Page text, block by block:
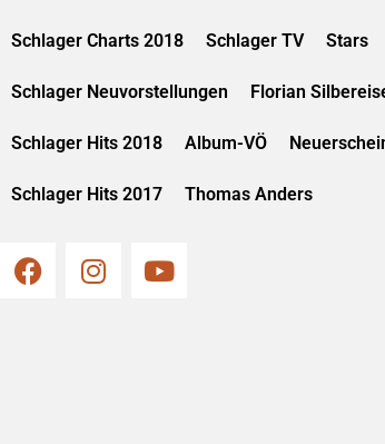
Schlager Charts 2018 Schlager TV Stars
Schlager Neuvorstellungen Florian
Schlager Hits 2018 Album-VÖ
Schlager Hits 2017 Thomas Anders